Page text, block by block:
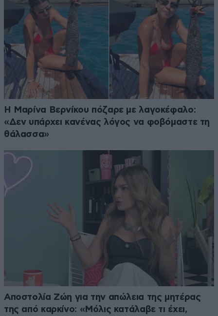
Η Μαρίνα Βερνίκου πόζαρε με λαγοκέφαλο:
«Δεν υπάρχει κανένας λόγος να φοβόμαστε τη
θάλασσα»
Αποστολία Ζώη για την απώλεια της μητέρας
της από καρκίνο: «Μόλις κατάλαβε τι έχει,